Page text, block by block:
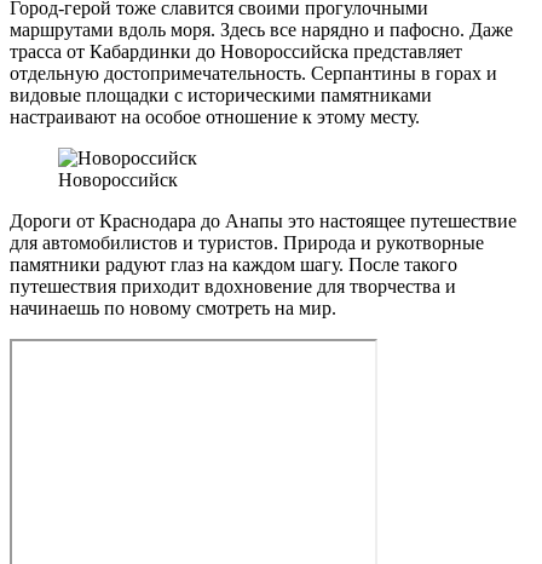
Город-герой тоже славится своими прогулочными
маршрутами вдоль моря. Здесь все нарядно и пафосно. Даже
трасса от Кабардинки до Новороссийска представляет
отдельную достопримечательность. Серпантины в горах и
видовые площадки с историческими памятниками
настраивают на особое отношение к этому месту.
Новороссийск
Дороги от Краснодара до Анапы это настоящее путешествие
для автомобилистов и туристов. Природа и рукотворные
памятники радуют глаз на каждом шагу. После такого
путешествия приходит вдохновение для творчества и
начинаешь по новому смотреть на мир.